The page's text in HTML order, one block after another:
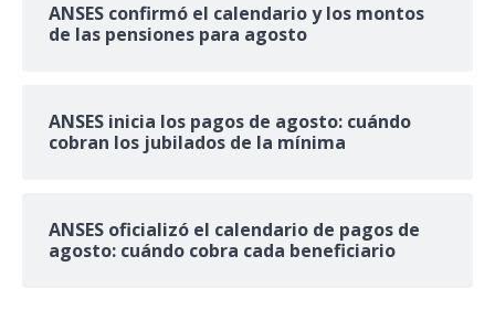
ANSES confirmó el calendario y los montos
de las pensiones para agosto
ANSES inicia los pagos de agosto: cuándo
cobran los jubilados de la mínima
ANSES oficializó el calendario de pagos de
agosto: cuándo cobra cada beneficiario